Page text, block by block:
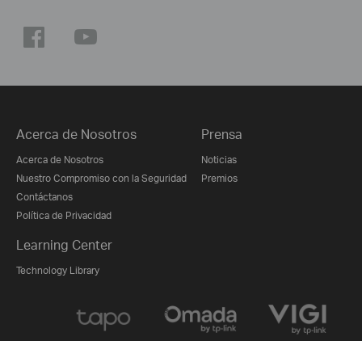
Acerca de Nosotros
Acerca de Nosotros
Nuestro Compromiso con la Seguridad
Contáctanos
Política de Privacidad
Prensa
Noticias
Premios
Learning Center
Technology Library